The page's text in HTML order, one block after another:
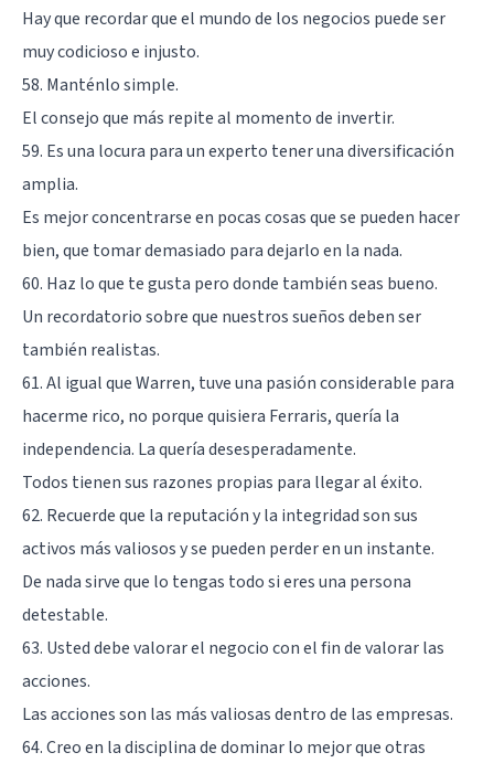
Hay que recordar que el mundo de los negocios puede ser
muy codicioso e injusto.
58. Manténlo simple.
El consejo que más repite al momento de invertir.
59. Es una locura para un experto tener una diversificación
amplia.
Es mejor concentrarse en pocas cosas que se pueden hacer
bien, que tomar demasiado para dejarlo en la nada.
60. Haz lo que te gusta pero donde también seas bueno.
Un recordatorio sobre que nuestros sueños deben ser
también realistas.
61. Al igual que Warren, tuve una pasión considerable para
hacerme rico, no porque quisiera Ferraris, quería la
independencia. La quería desesperadamente.
Todos tienen sus razones propias para llegar al éxito.
62. Recuerde que la reputación y la integridad son sus
activos más valiosos y se pueden perder en un instante.
De nada sirve que lo tengas todo si eres una persona
detestable.
63. Usted debe valorar el negocio con el fin de valorar las
acciones.
Las acciones son las más valiosas dentro de las empresas.
64. Creo en la disciplina de dominar lo mejor que otras